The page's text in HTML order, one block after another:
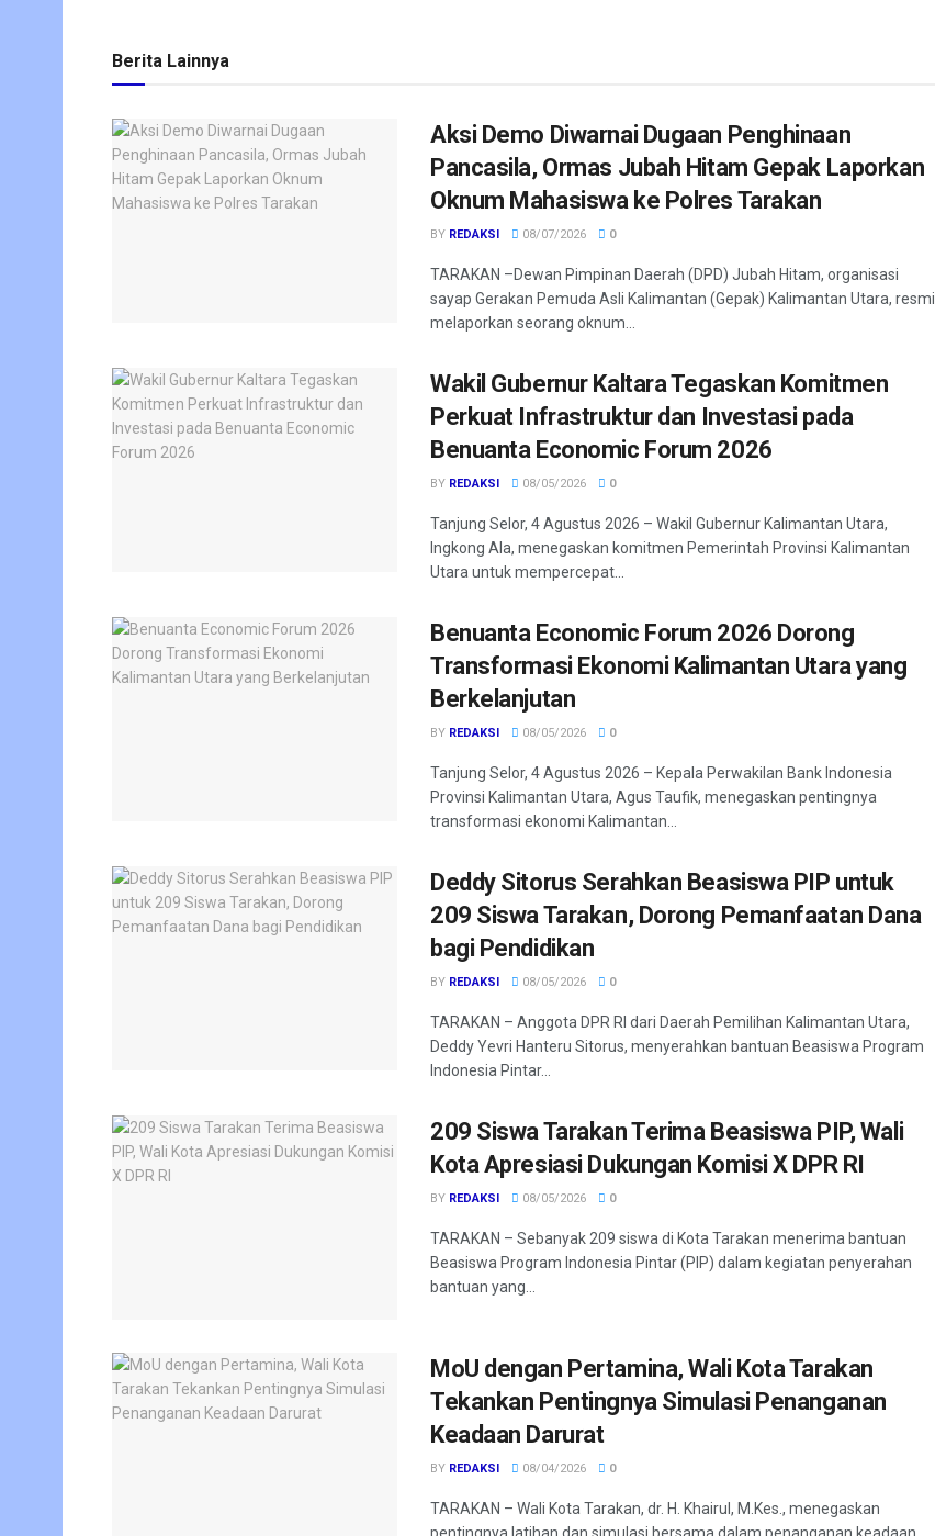
Berita Lainnya
Aksi Demo Diwarnai Dugaan Penghinaan
Pancasila, Ormas Jubah Hitam Gepak Laporkan
Oknum Mahasiswa ke Polres Tarakan
BY REDAKSI 08/07/2026 0
TARAKAN –Dewan Pimpinan Daerah (DPD) Jubah Hitam, organisasi
sayap Gerakan Pemuda Asli Kalimantan (Gepak) Kalimantan Utara, resmi
melaporkan seorang oknum...
Wakil Gubernur Kaltara Tegaskan Komitmen
Perkuat Infrastruktur dan Investasi pada
Benuanta Economic Forum 2026
BY REDAKSI 08/05/2026 0
Tanjung Selor, 4 Agustus 2026 – Wakil Gubernur Kalimantan Utara,
Ingkong Ala, menegaskan komitmen Pemerintah Provinsi Kalimantan
Utara untuk mempercepat...
Benuanta Economic Forum 2026 Dorong
Transformasi Ekonomi Kalimantan Utara yang
Berkelanjutan
BY REDAKSI 08/05/2026 0
Tanjung Selor, 4 Agustus 2026 – Kepala Perwakilan Bank Indonesia
Provinsi Kalimantan Utara, Agus Taufik, menegaskan pentingnya
transformasi ekonomi Kalimantan...
Deddy Sitorus Serahkan Beasiswa PIP untuk
209 Siswa Tarakan, Dorong Pemanfaatan Dana
bagi Pendidikan
BY REDAKSI 08/05/2026 0
TARAKAN – Anggota DPR RI dari Daerah Pemilihan Kalimantan Utara,
Deddy Yevri Hanteru Sitorus, menyerahkan bantuan Beasiswa Program
Indonesia Pintar...
209 Siswa Tarakan Terima Beasiswa PIP, Wali
Kota Apresiasi Dukungan Komisi X DPR RI
BY REDAKSI 08/05/2026 0
TARAKAN – Sebanyak 209 siswa di Kota Tarakan menerima bantuan
Beasiswa Program Indonesia Pintar (PIP) dalam kegiatan penyerahan
bantuan yang...
MoU dengan Pertamina, Wali Kota Tarakan
Tekankan Pentingnya Simulasi Penanganan
Keadaan Darurat
BY REDAKSI 08/04/2026 0
TARAKAN – Wali Kota Tarakan, dr. H. Khairul, M.Kes., menegaskan